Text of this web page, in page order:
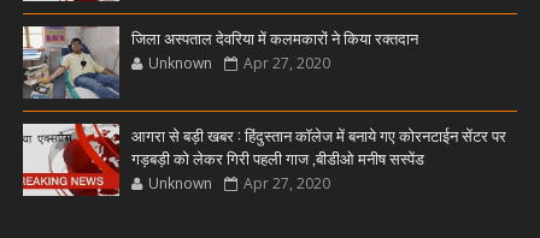
जिला अस्पताल देवरिया में कलमकारों ने किया रक्तदान
Unknown Apr 27, 2020
आगरा से बड़ी खबर : हिंदुस्तान कॉलेज में बनाये गए कोरनटाईन सेंटर पर
गड़बड़ी को लेकर गिरी पहली गाज ,बीडीओ मनीष सस्पेंड
Unknown Apr 27, 2020